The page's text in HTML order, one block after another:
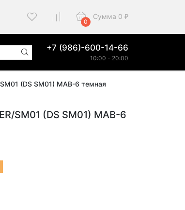
0
Сумма 0 ₽
+7 (986)-600-14-66
10:00 - 20:00
(DS SM01) MAB-6 темная
SM01 (DS SM01) MAB-6